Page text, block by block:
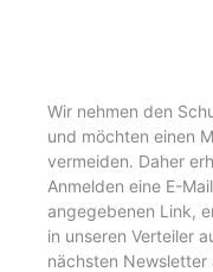
Wir nehmen den
und möchten einen
vermeiden. Daher
Anmelden eine E-
angegebenen Link,
in unseren Verteiler
nächsten Newsletter